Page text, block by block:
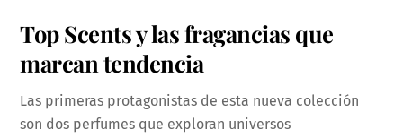
Top Scents y las fragancias que
marcan tendencia
Las primeras protagonistas de esta nueva colección
son dos perfumes que exploran universos